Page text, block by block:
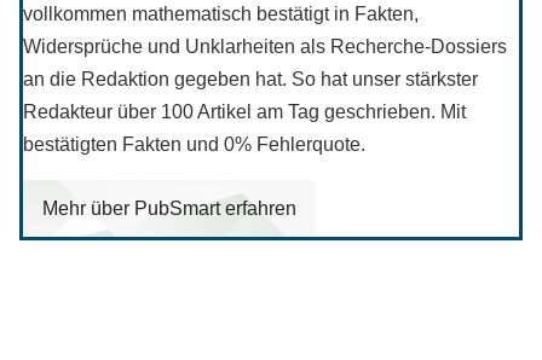
vollkommen mathematisch bestätigt in Fakten,
Widersprüche und Unklarheiten als Recherche-Dossiers
an die Redaktion gegeben hat. So hat unser stärkster
Redakteur über 100 Artikel am Tag geschrieben. Mit
bestätigten Fakten und 0% Fehlerquote.
Mehr über PubSmart erfahren